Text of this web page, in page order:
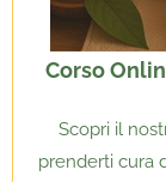
Corso
Scopri il
prenderti cura